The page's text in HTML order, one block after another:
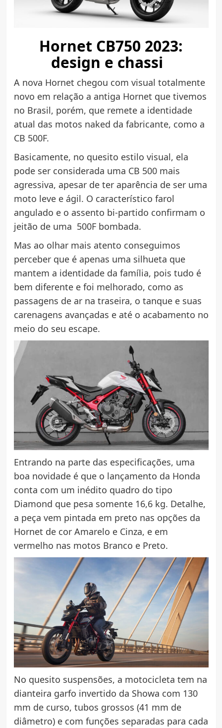
Hornet CB750 2023:
design e chassi
A nova Hornet chegou com visual totalmente
novo em relação a antiga Hornet que tivemos
no Brasil, porém, que remete a identidade
atual das motos naked da fabricante, como a
CB 500F.
Basicamente, no quesito estilo visual, ela
pode ser considerada uma CB 500 mais
agressiva, apesar de ter aparência de ser uma
moto leve e ágil. O característico farol
angulado e o assento bi-partido confirmam o
jeitão de uma 500F bombada.
Mas ao olhar mais atento conseguimos
perceber que é apenas uma silhueta que
mantem a identidade da família, pois tudo é
bem diferente e foi melhorado, como as
passagens de ar na traseira, o tanque e suas
carenagens avançadas e até o acabamento no
meio do seu escape.
Entrando na parte das especificações, uma
boa novidade é que o lançamento da Honda
conta com um inédito quadro do tipo
Diamond que pesa somente 16,6 kg. Detalhe,
a peça vem pintada em preto nas opções da
Hornet de cor Amarelo e Cinza, e em
vermelho nas motos Branco e Preto.
No quesito suspensões, a motocicleta tem na
dianteira garfo invertido da Showa com 130
mm de curso, tubos grossos (41 mm de
diâmetro) e com funções separadas para cada